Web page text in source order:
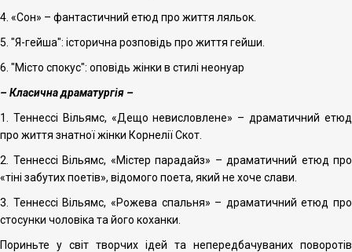
4. «Сон» – фантастичний етюд про життя ляльок.
5. "Я-гейша": історична розповідь про життя гейши.
6. "Місто спокус": оповідь жінки в стилі неонуар
– Класична драматургія –
1. Теннессі Вільямс, «Дещо невисловлене» – драматичний етюд
про життя знатної жінки Корнелії Скот.
2. Теннессі Вільямс, «Містер парадайз» – драматичний етюд про
«тіні забутих поетів», відомого поета, який не хоче слави.
3. Теннессі Вільямс, «Рожева спальня» – драматичний етюд про
стосунки чоловіка та його коханки.
Пориньте у світ творчих ідей та непередбачуваних поворотів